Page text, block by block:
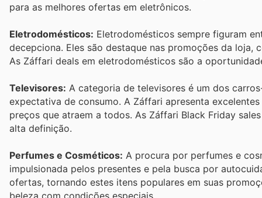
para as melhores ofertas em eletrônicos.
Eletrodomésticos: Eletrodomésticos sempre figuram
decepciona. Eles são destaque nas promoções da loja,
As Záffari deals em eletrodomésticos são a
Televisores: A categoria de televisores é um dos
expectativa de consumo. A Záffari apresenta
preços que atraem a todos. As Záffari Black Friday
alta definição.
Perfumes e Cosméticos: A procura por perfumes e
impulsionada pelos presentes e pela busca por
ofertas, tornando estes itens populares em suas